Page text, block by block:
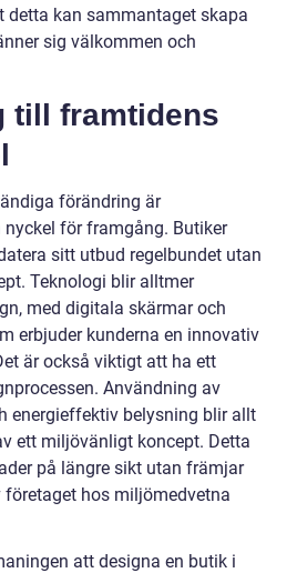
detta kan sammantaget skapa
sig välkommen och
till framtidens
förändring är
för framgång. Butiker
sitt utbud regelbundet utan
Teknologi blir alltmer
med digitala skärmar och
erbjuder kunderna en innovativ
är också viktigt att ha ett
Användning av
energieffektiv belysning blir allt
ett miljövänligt koncept. Detta
på längre sikt utan främjar
hos miljömedvetna
att designa en butik i